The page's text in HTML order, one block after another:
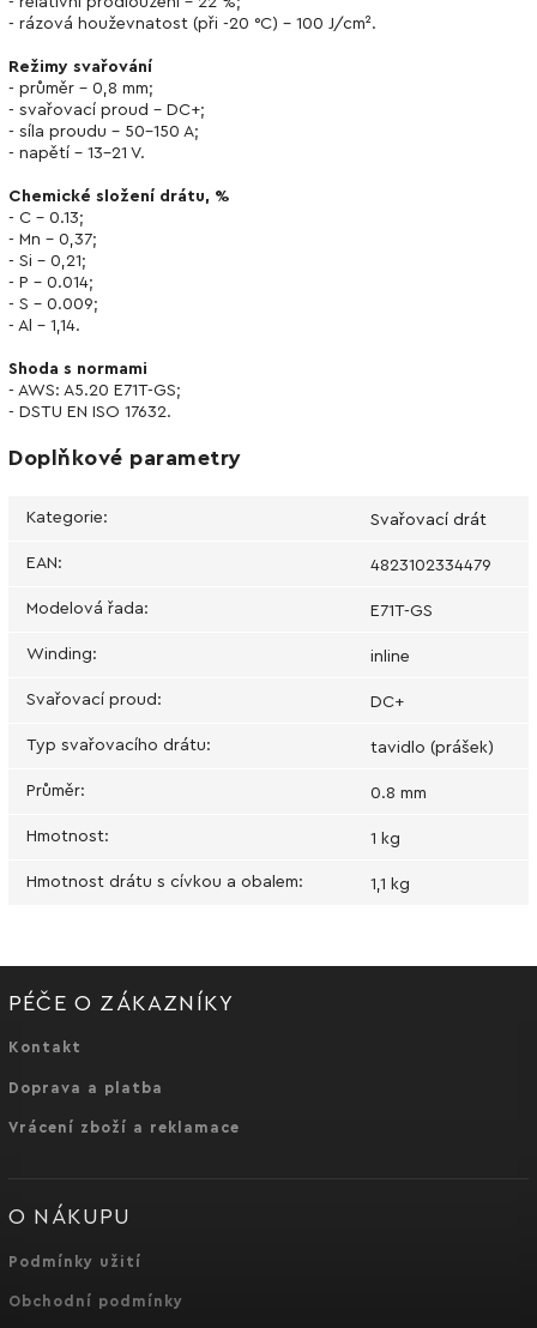
- rázová houževnatost (při -20 °C) - 100 J/cm².
Režimy svařování
- průměr - 0,8 mm;
- svařovací proud - DC+;
- síla proudu - 50-150 A;
- napětí - 13-21 V.
Chemické složení drátu, %
- C - 0.13;
- Mn - 0,37;
- Si - 0,21;
- P - 0.014;
- S - 0.009;
- Al - 1,14.
Shoda s normami
- AWS: A5.20 E71T-GS;
- DSTU EN ISO 17632.
Doplňkové parametry
Kategorie: Svařovací drát
EAN: 4823102334479
Modelová řada: E71T-GS
Winding: inline
Svařovací proud : DC+
Typ svařovacího drátu: tavidlo (prášek)
Průměr: 0.8 mm
Hmotnost: 1 kg
Hmotnost drátu s cívkou a obalem: 1,1 kg
PÉČE O ZÁKAZNÍKY
Kontakt
Doprava a platba
Vrácení zboží a reklamace
O NÁKUPU
Podmínky užití
Obchodní podmínky